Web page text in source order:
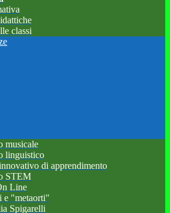
classi
musicale
linguistico
di apprendimento
STEM
Line
e "metaorti"
Spigarelli